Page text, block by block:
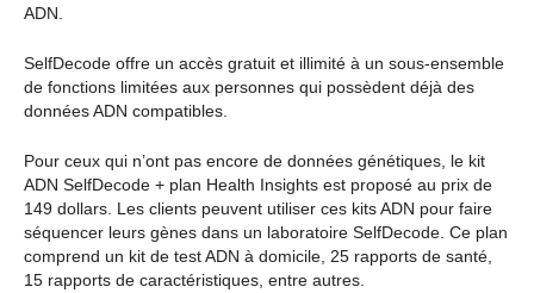
ADN.
SelfDecode offre un accès gratuit et illimité à un sous-ensemble
de fonctions limitées aux personnes qui possèdent déjà des
données ADN compatibles.
Pour ceux qui n’ont pas encore de données génétiques, le kit
ADN SelfDecode + plan Health Insights est proposé au prix de
149 dollars. Les clients peuvent utiliser ces kits ADN pour faire
séquencer leurs gènes dans un laboratoire SelfDecode. Ce plan
comprend un kit de test ADN à domicile, 25 rapports de santé,
15 rapports de caractéristiques, entre autres.